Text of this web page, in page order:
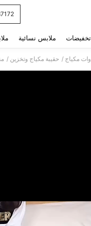
تخفيضات ملابس نسائية
مكياج / حقيبة مكياج وتخزين /